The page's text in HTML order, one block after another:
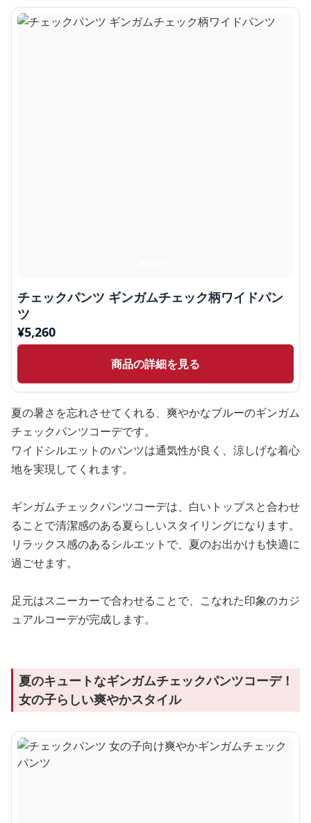
チェックパンツ ギンガムチェック柄ワイドパン
ツ
¥5,260
商品の詳細を見る
夏の暑さを忘れさせてくれる、爽やかなブルーのギンガム
チェックパンツコーデです。
ワイドシルエットのパンツは通気性が良く、涼しげな着心
地を実現してくれます。
ギンガムチェックパンツコーデは、白いトップスと合わせ
ることで清潔感のある夏らしいスタイリングになります。
リラックス感のあるシルエットで、夏のお出かけも快適に
過ごせます。
足元はスニーカーで合わせることで、こなれた印象のカジ
ュアルコーデが完成します。
夏のキュートなギンガムチェックパンツコーデ！
女の子らしい爽やかスタイル